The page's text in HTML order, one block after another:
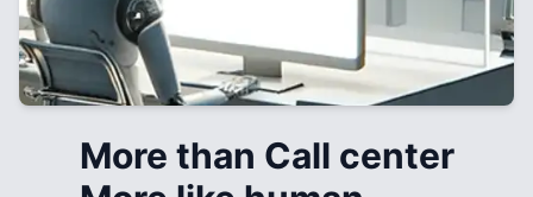
More than Call center